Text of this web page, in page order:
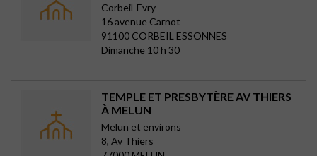
Corbeil-Evry
16 avenue Carnot
91100 CORBEIL ESSONNES
Dimanche 10 h 30
TEMPLE ET PRESBYTÈRE AV THIERS
À MELUN
Melun et environs
8, Av Thiers